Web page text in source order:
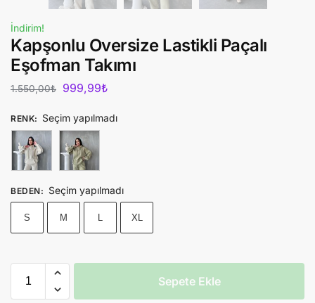
İndirim!
Kapşonlu Oversize Lastikli Paçalı
Eşofman Takımı
1.550,00₺ 999,99₺
RENK: Seçim yapılmadı
BEDEN: Seçim yapılmadı
S M XL
Sepete Ekle